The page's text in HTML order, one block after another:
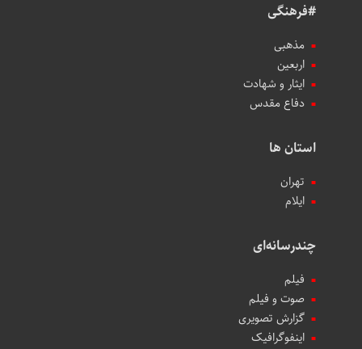
#فرهنگی
مذهبی
اربعین
ایثار و شهادت
دفاع مقدس
استان ها
تهران
ایلام
چندرسانه‌ای
فیلم
صوت و فیلم
گزارش تصویری
اینفوگرافیک